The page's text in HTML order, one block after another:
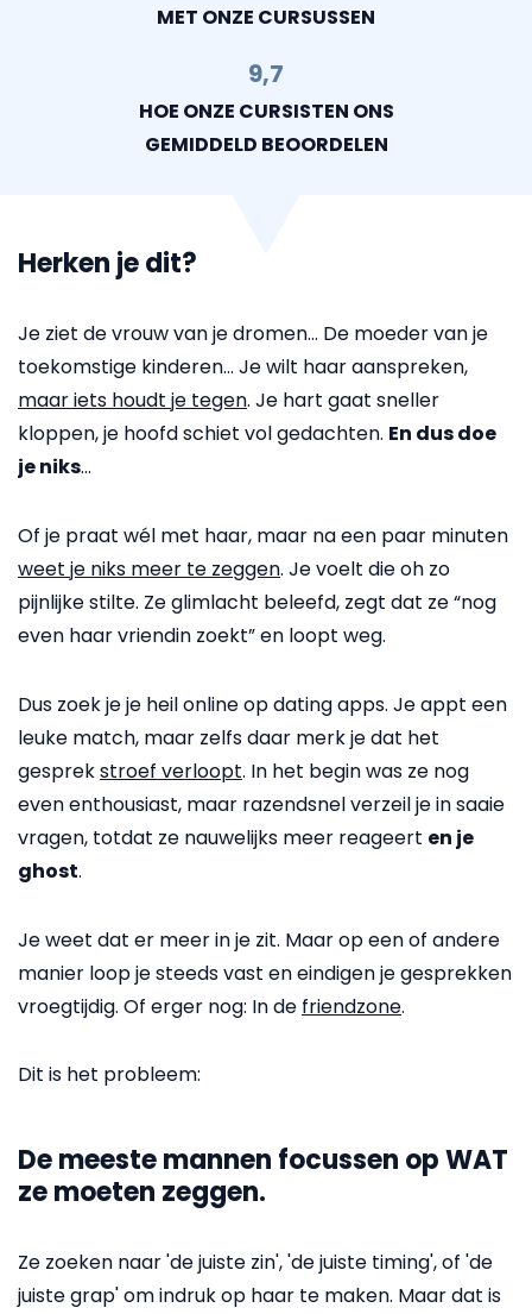
MET ONZE CURSUSSEN
9,7
HOE ONZE CURSISTEN ONS
GEMIDDELD BEOORDELEN
Herken je dit?
Je ziet de vrouw van je dromen... De moeder van je
toekomstige kinderen... Je wilt haar aanspreken,
maar iets houdt je tegen. Je hart gaat sneller
kloppen, je hoofd schiet vol gedachten. En dus doe
je niks...
Of je praat wél met haar, maar na een paar minuten
weet je niks meer te zeggen. Je voelt die oh zo
pijnlijke stilte. Ze glimlacht beleefd, zegt dat ze “nog
even haar vriendin zoekt” en loopt weg.
Dus zoek je je heil online op dating apps. Je appt een
leuke match, maar zelfs daar merk je dat het
gesprekstroef verloopt. In het begin was ze nog
even enthousiast, maar razendsnel verzeil je in saaie
vragen, totdat ze nauwelijks meer reageert en je
ghost.
Je weet dat er meer in je zit. Maar op een of andere
manier loop je steeds vast en eindigen je gesprekken
vroegtijdig. Of erger nog: In de friendzone.
Dit is het probleem:
De meeste mannen focussen op WAT
ze moeten zeggen.
Ze zoeken naar 'de juiste zin', 'de juiste timing', of 'de
juiste grap' om indruk op haar te maken. Maar dat is